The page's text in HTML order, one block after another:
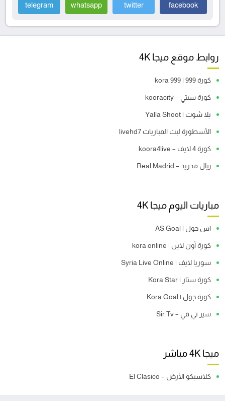
facebook
twitter
whatsapp
telegram
روابط موقع ميجا 4K
كورة 999 | kora 999
كورة سيتي – kooracity
يلا شوت | Yalla Shoot
الأسطورة لبث المباريات livehd7
كورة 4 لايف – koora4live
ريال مدريد – Real Madrid
مباريات اليوم ميجا 4K
اس جول | AS Goal
كورة أون لاين | kora online
سوريا لايف | Syria Live Online
كورة ستار | Kora Star
كورة جول | Kora Goal
سير تي في – Sir Tv
ميجا 4K مباشر
كلاسيكو الأرض – El Clasico